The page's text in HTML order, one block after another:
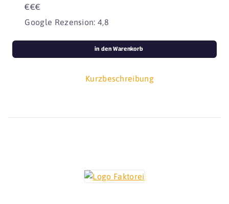
€€€
Google Rezension: 4,8
Kurzbeschreibung
in den Warenkorb